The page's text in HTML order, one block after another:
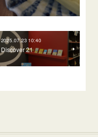
2025.07.23 10:40
Discover 21